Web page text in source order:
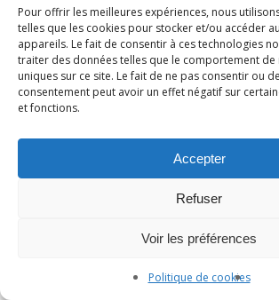
Pour offrir les meilleures expériences, nous
telles que les cookies pour stocker et/ou accéder
appareils. Le fait de consentir à ces technologies
traiter des données telles que le comportement de
uniques sur ce site. Le fait de ne pas consentir ou
consentement peut avoir un effet négatif sur
et fonctions.
Accepter
Refuser
Voir les préférences
Politique de cookies